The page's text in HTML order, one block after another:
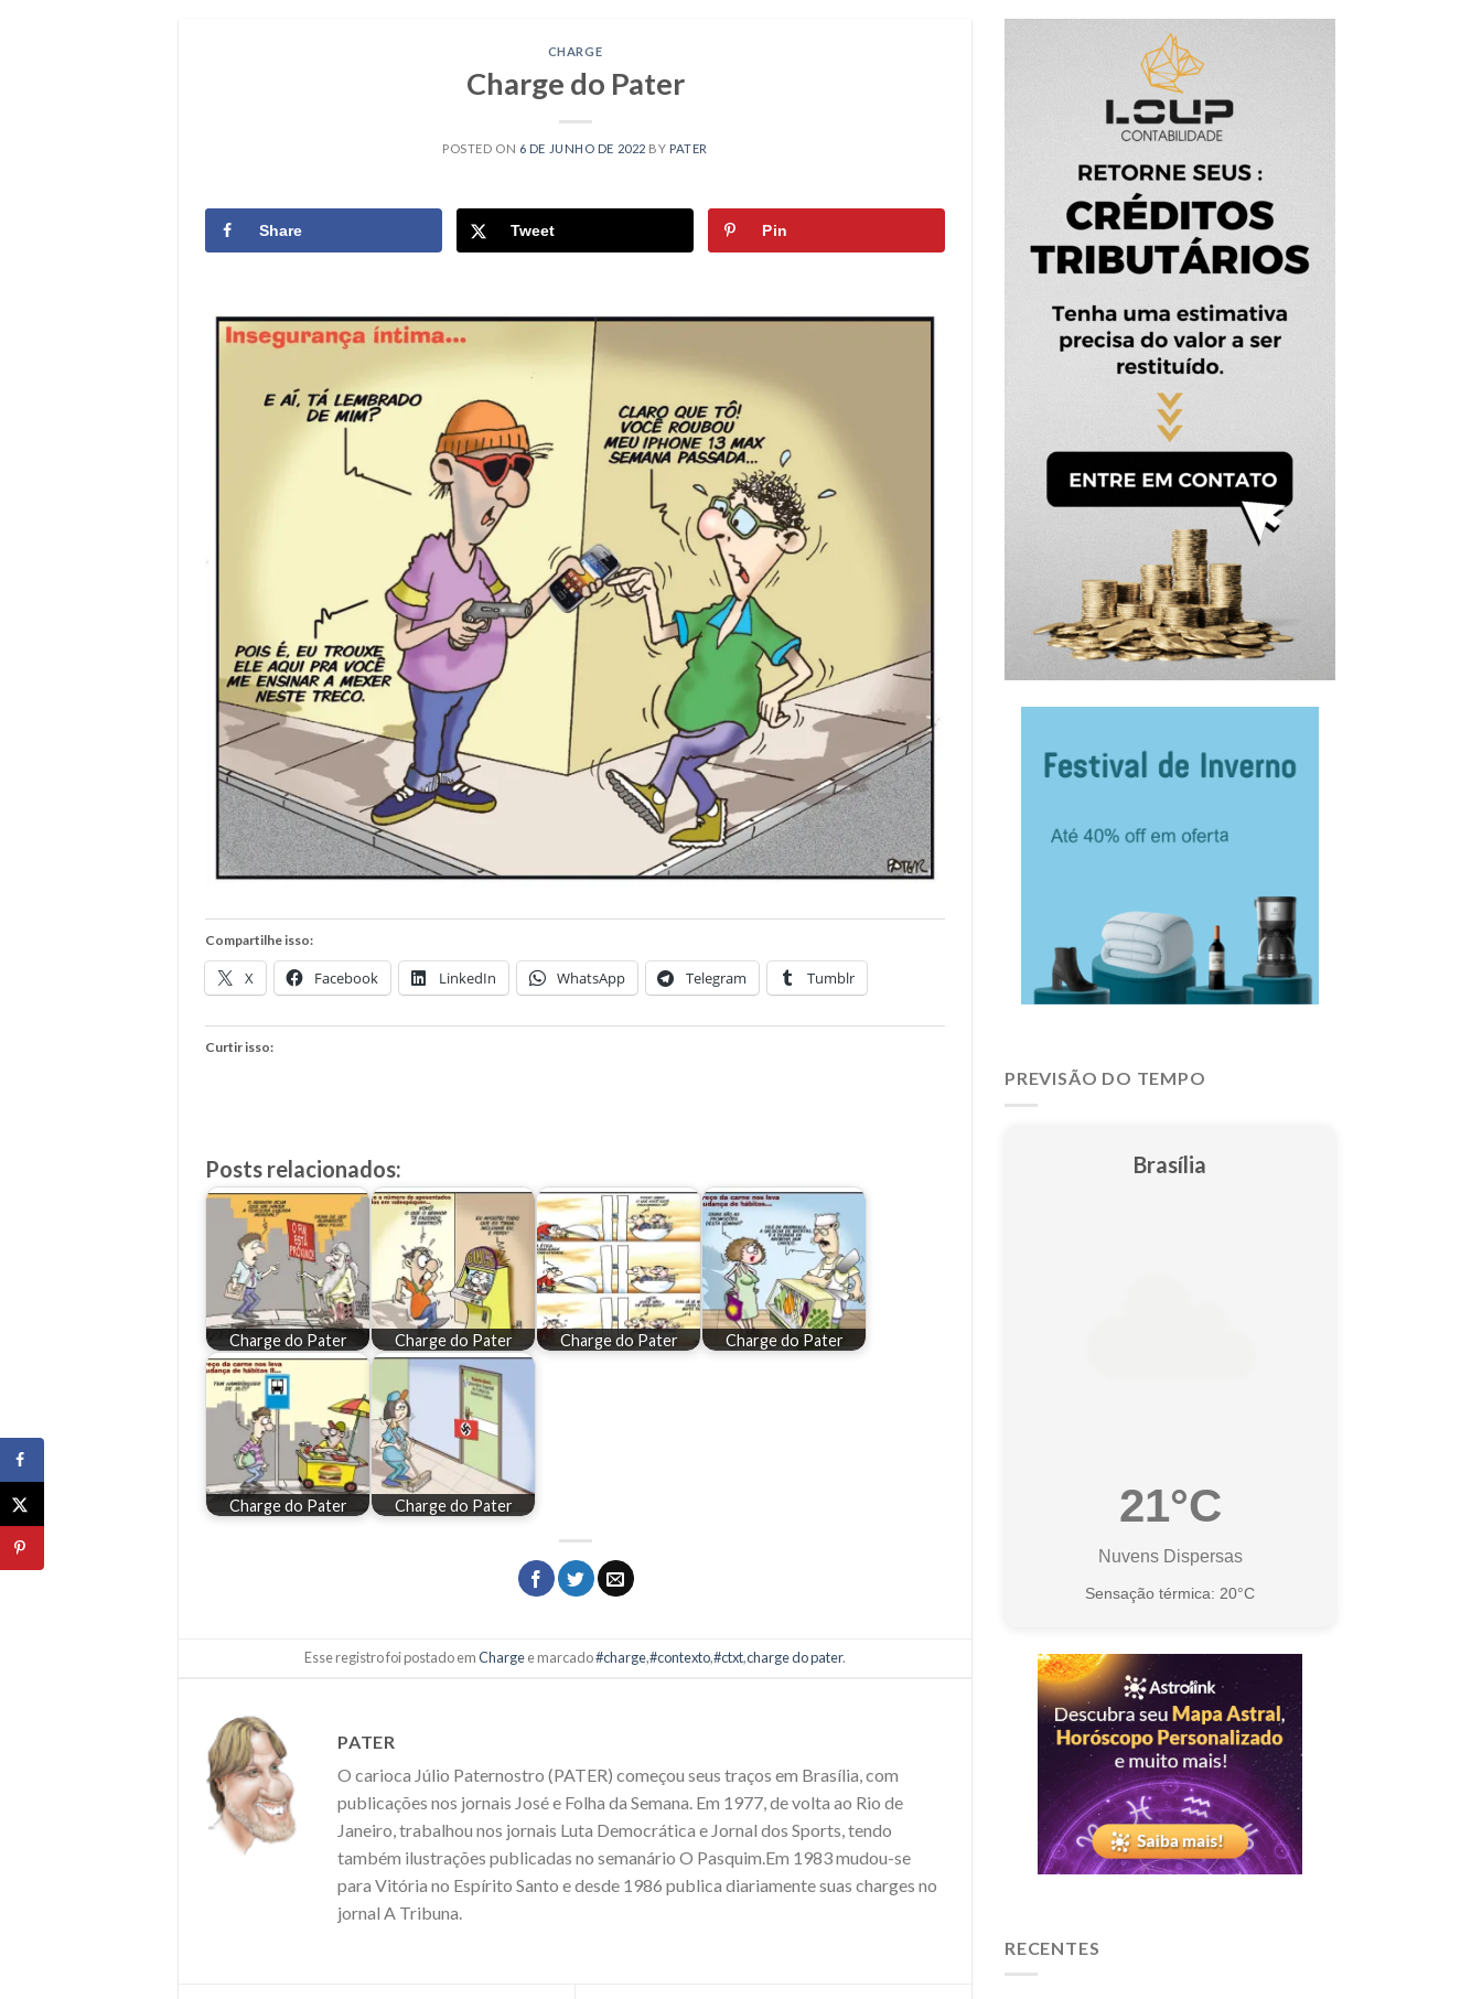
CHARGE
Charge do Pater
POSTED ON 6 DE JUNHO DE 2022 BY PATER
Share Tweet Pin
Compartilhe isso:
X Facebook LinkedIn WhatsApp Telegram Tumblr
Curtir isso:
Posts relacionados:
Charge do Pater Charge do Pater Charge do Pater Charge do Pater
Charge do Pater Charge do Pater
Esse registro foi postado emChargee marcado#charge,#contexto,#ctxt,charge do pater.
PATER
O carioca Júlio Paternostro (PATER) começou seus traços em Brasília, com
publicações nos jornais José e Folha da Semana. Em 1977, de volta ao Rio de
Janeiro, trabalhou nos jornais Luta Democrática e Jornal dos Sports, tendo
também ilustrações publicadas no semanário O Pasquim.Em 1983 mudou-se
para Vitória no Espírito Santo e desde 1986 publica diariamente suas charges no
jornal A Tribuna.
PREVISÃO DO TEMPO
Brasília
21°C
Nuvens Dispersas
Sensação térmica: 20°C
RECENTES